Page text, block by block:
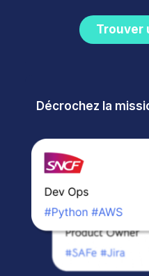
Trouver
Décrochez la